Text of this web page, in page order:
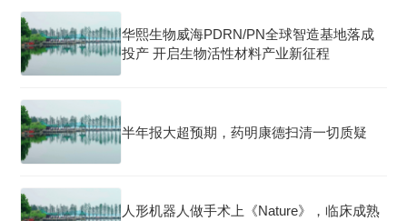
华熙生物威海PDRN/PN全球智造基地落成
投产 开启生物活性材料产业新征程
半年报大超预期，药明康德扫清一切质疑
人形机器人做手术上《Nature》，临床成熟